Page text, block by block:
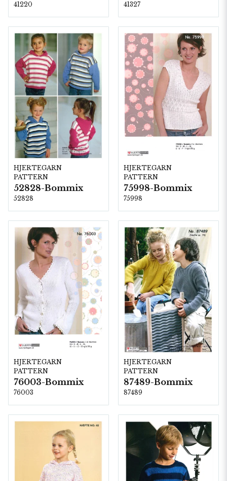
41220 41327
HJERTEGARN
PATTERN
52828-Bommix
52828
HJERTEGARN
PATTERN
75998-Bommix
75998
HJERTEGARN
PATTERN
76003-Bommix
76003
HJERTEGARN
PATTERN
87489-Bommix
87489